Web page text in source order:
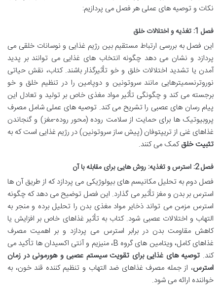
نکات و توصیه های عملی هر فصل می پردازیم:
فصل 1: تغذیه و اختلالات خلق
این فصل به بررسی ارتباط مستقیم بین رژیم غذایی و نوسانات خلقی می
پردازد و نشان می دهد چگونه انتخاب های غذایی می توانند بر پدید
آمدن یا تشدید اختلالات خلق و خو تأثیرگذار باشند. کتاب، نقش حیاتی
نوروترنسمیترهایی مانند سروتونین و دوپامین را در تنظیم خلق و خو
برجسته می کند و چگونگی تأثیر مواد مغذی خاص بر تولید و تعادل این
پیام رسان های عصبی را تشریح می کند. توصیه های عملی شامل مصرف
پروبیوتیک ها برای حمایت از سلامت روده (محور روده-مغز) و گنجاندن
غذاهای غنی از تریپتوفان (پیش ساز سروتونین) در رژیم غذایی است که به
تثبیت خلقکمک می کنند.
فصل 2: استرس و تغذیه: روش هایی برای مقابله با آن
فصل دوم به تحلیل مکانیسم های بیولوژیکی می پردازد که از طریق آن ها
استرس بر بدن و مغز تأثیر می گذارد. این فصل توضیح می دهد که چگونه
استرس مزمن می تواند ذخایر مواد مغذی بدن را تحلیل برده و منجر به
التهاب و اختلالات عصبی شود. کتاب به تأثیر غذاهای خاص بر افزایش یا
کاهش مقاومت بدن در برابر استرس می پردازد و بر اهمیت مصرف
غذاهای کامل، ویتامین های گروه B، منیزیم و آنتی اکسیدان ها تأکید می
کند. توصیه های غذایی برای تقویت سیستم عصبی و هورمونی در زمان
استرس، از جمله مصرف غذاهای ضد التهاب و تنظیم کننده قند خون، به
خواننده ارائه می شود.